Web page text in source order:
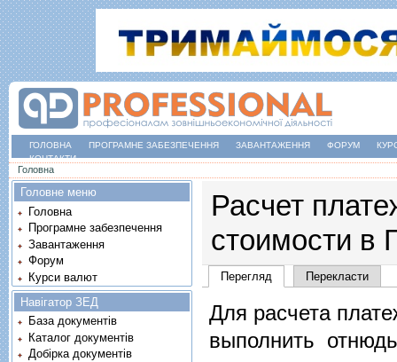
ГОЛОВНА ПРОГРАМНЕ ЗАБЕЗПЕЧЕННЯ ЗАВАНТАЖЕННЯ ФОРУМ
КОНТАКТИ
Ви є тут
Головна
Расчет
стоимости в
Основні вкладки
Перегляд(активна вкладка)
Перекласти
Для расчета
выполнить
Головне меню
Головна
Програмне забезпечення
Завантаження
Форум
Курси валют
Навігатор ЗЕД
База документів
Каталог документів
Добірка документів